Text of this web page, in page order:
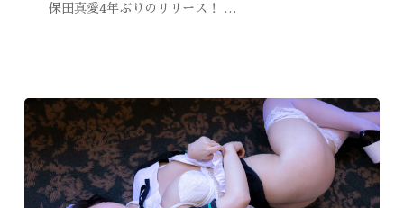
保田真愛4年ぶりのリリース！ …